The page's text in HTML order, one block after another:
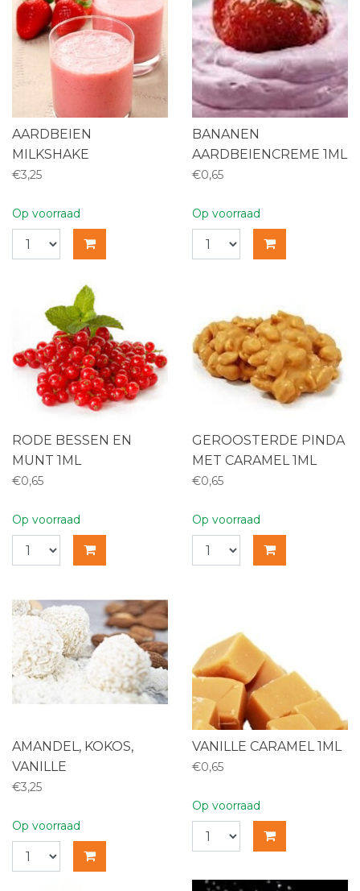
AARDBEIEN
MILKSHAKE
€3,25
Op voorraad
BANANEN
AARDBEIENCREME 1ML
€0,65
Op voorraad
RODE BESSEN EN
MUNT 1ML
€0,65
Op voorraad
GEROOSTERDE PINDA
MET CARAMEL 1ML
€0,65
Op voorraad
AMANDEL, KOKOS,
VANILLE
€3,25
Op voorraad
VANILLE CARAMEL 1ML
€0,65
Op voorraad